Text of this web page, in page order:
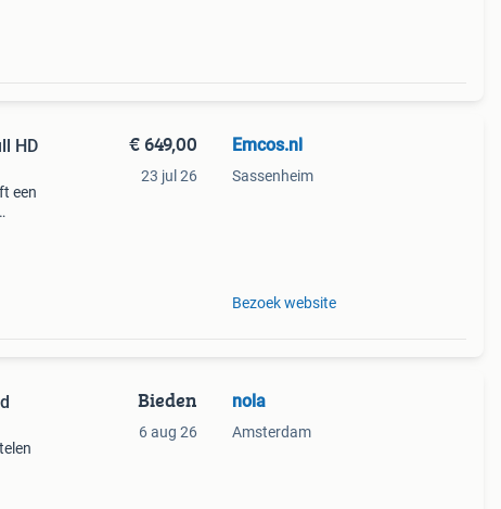
HD
een
€ 649,00
23 jul 26
Emcos.nl
Sassenheim
Bezoek website
Bieden
6 aug 26
nola
Amsterdam